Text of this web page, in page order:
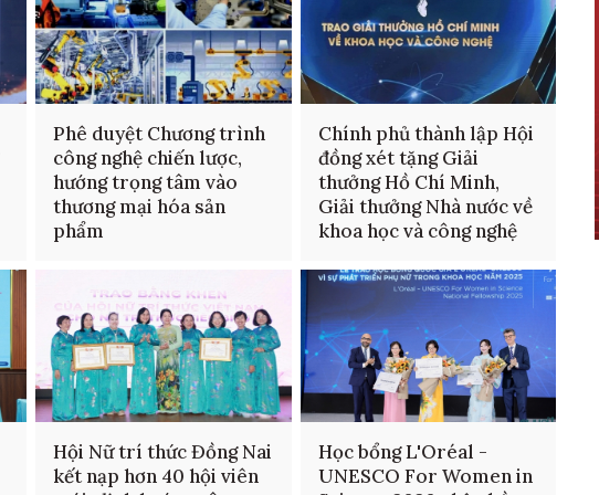
Phê duyệt Chương trình
công nghệ chiến lược,
hướng trọng tâm vào
thương mại hóa sản
phẩm
Chính phủ thành lập Hội
đồng xét tặng Giải
thưởng Hồ Chí Minh,
Giải thưởng Nhà nước về
khoa học và công nghệ
Hội Nữ trí thức Đồng Nai
kết nạp hơn 40 hội viên
Học bổng L'Oréal -
UNESCO For Women in